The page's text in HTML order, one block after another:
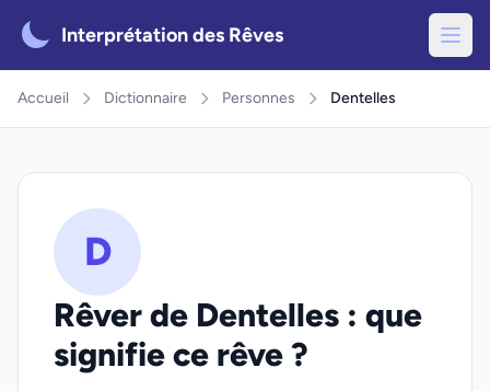
Interprétation des Rêves
Accueil Dictionnaire Personnes Dentelles
D
Rêver de Dentelles : que
signifie ce rêve ?